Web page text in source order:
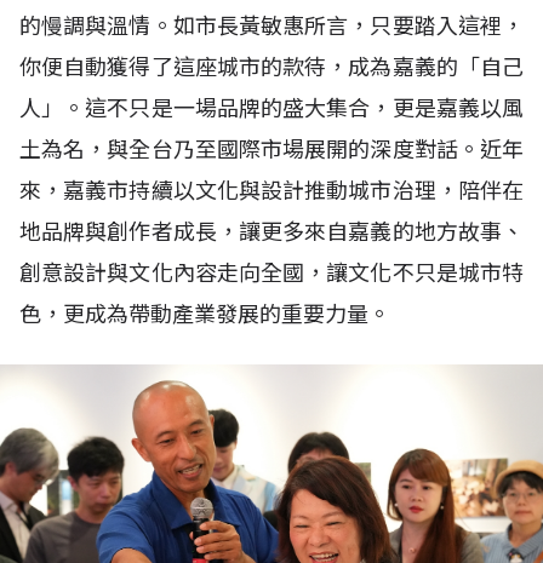
的慢調與溫情。如市長黃敏惠所言，只要踏入這裡，
你便自動獲得了這座城市的款待，成為嘉義的「自己
人」。這不只是一場品牌的盛大集合，更是嘉義以風
土為名，與全台乃至國際市場展開的深度對話。近年
來，嘉義市持續以文化與設計推動城市治理，陪伴在
地品牌與創作者成長，讓更多來自嘉義的地方故事、
創意設計與文化內容走向全國，讓文化不只是城市特
色，更成為帶動產業發展的重要力量。